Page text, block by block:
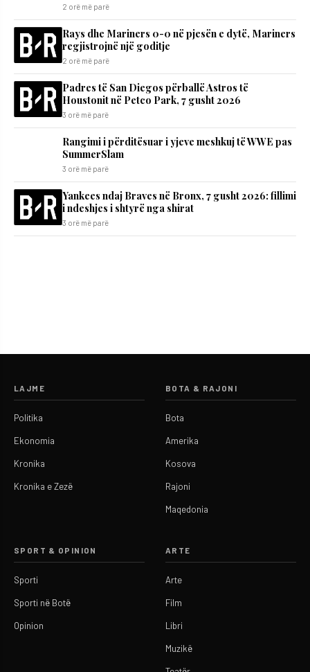
2 orë më parë
Rays dhe Mariners 0-0 në pjesën e dytë, Mariners
regjistrojnë një goditje
2 orë më parë
Padres të San Diegos përballë Astros të
Houstonit në Petco Park, 7 gusht 2026
3 orë më parë
Rangimi i përditësuar i yjeve meshkuj të WWE pas
SummerSlam
3 orë më parë
Yankees ndaj Braves në Bronx, 7 gusht 2026: fillimi
i ndeshjes i shtyrë nga shirat
3 orë më parë
LAJME
Politika
Ekonomia
Kronika
Kronika e Zezë
BOTA & RAJONI
Bota
Amerika
Kosova
Rajoni
Maqedonia
SPORT & OPINION
Sporti
Sporti në Botë
Opinion
ARTE
Arte
Film
Libri
Muzikë